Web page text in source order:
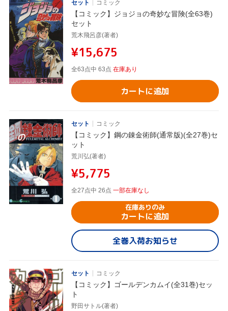
セット コミック
【コミック】ジョジョの奇妙な冒険(全63巻)
セット
荒木飛呂彦(著者)
¥15,675
全63点中 63点 在庫あり
カートに追加
セット コミック
【コミック】鋼の錬金術師(通常版)(全27巻)セ
ット
荒川弘(著者)
¥5,775
全27点中 26点 一部在庫なし
在庫ありのみ
カートに追加
全巻入荷お知らせ
セット コミック
【コミック】ゴールデンカムイ(全31巻)セッ
ト
野田サトル(著者)